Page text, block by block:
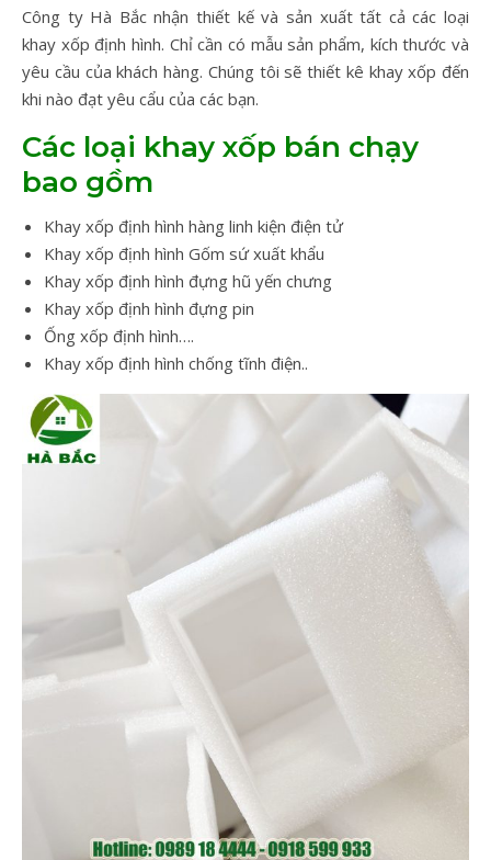
Công ty Hà Bắc nhận thiết kế và sản xuất tất cả các loại
khay xốp định hình. Chỉ cần có mẫu sản phẩm, kích thước và
yêu cầu của khách hàng. Chúng tôi sẽ thiết kê khay xốp đến
khi nào đạt yêu cẩu của các bạn.
Các loại khay xốp bán chạy
bao gồm
Khay xốp định hình hàng linh kiện điện tử
Khay xốp định hình Gốm sứ xuất khẩu
Khay xốp định hình đựng hũ yến chưng
Khay xốp định hình đựng pin
Ống xốp định hình….
Khay xốp định hình chống tĩnh điện..